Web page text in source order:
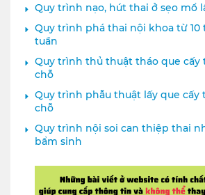
Quy trình nạo, hút thai ở sẹo mổ
Quy trình phá thai nội khoa từ 10
tuần
Quy trình thủ thuật tháo que cấy
chỗ
Quy trình phẫu thuật lấy que cấy
chỗ
Quy trình nội soi can thiệp thai
bẩm sinh